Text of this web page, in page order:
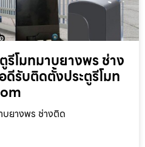
รีโมทมาบยางพร ช่าง
รับติดตั้งประตูรีโมท
บยางพร ช่างติด